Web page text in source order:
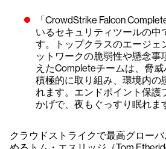
「CrowdStrike Falcon
いるセキュリティツールの中
す。トップクラスのエージェ
ットワークの脆弱性や懸念事
えたCompleteチームは、脅
積極的に取り組み、環境内の
れます。エンドポイント保護
かげで、夜もぐっすり眠れま
クラウドストライクで最高グロー